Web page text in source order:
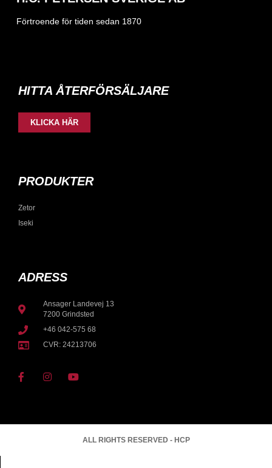
ADRESS
Ansager Landevej 13
7200 Grindsted
+46 042-575 68
CVR: 24213706
PRODUKTER
Zetor
Iseki
HITTA ÅTERFÖRSÄLJARE
KLICKA HÄR
Förtroende för tiden sedan 1870
ALL RIGHTS RESERVED - HCP